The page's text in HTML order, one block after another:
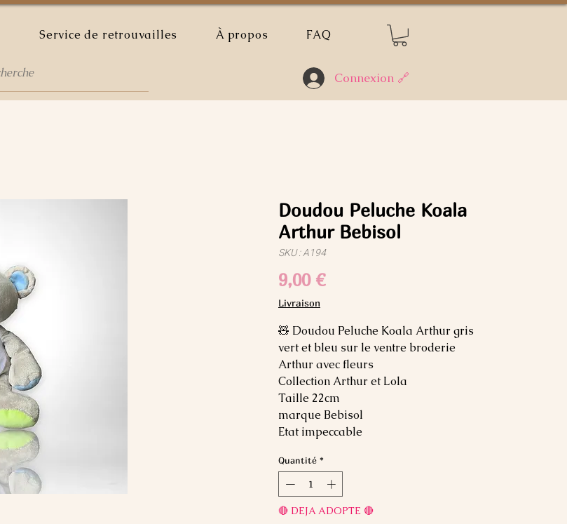
Service de retrouvailles À propos FAQ
Connexion 🔗
Doudou Peluche Koala
Arthur Bebisol
SKU : A194
9,00 €Prix
Livraison
🧸 Doudou Peluche Koala Arthur gris
vert et bleu sur le ventre broderie
Arthur avec fleurs
Collection Arthur et Lola
Taille 22cm
marque Bebisol
Etat impeccable
Quantité *
🔴 DEJA ADOPTE 🔴